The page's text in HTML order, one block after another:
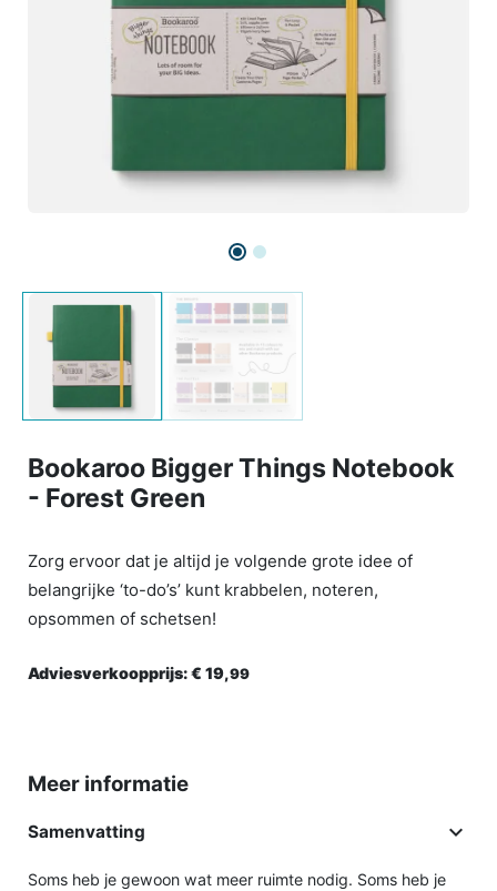
Bookaroo Bigger Things Notebook
- Forest Green
Zorg ervoor dat je altijd je volgende grote idee of
belangrijke ‘to-do’s’ kunt krabbelen, noteren,
opsommen of schetsen!
Adviesverkoopprijs:€ 19,99
Meer informatie
Samenvatting 
Soms heb je gewoon wat meer ruimte nodig. Soms heb je